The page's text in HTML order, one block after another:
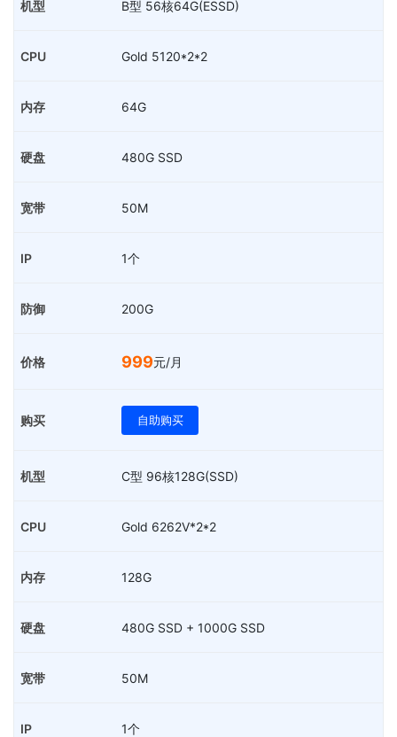
B型 56核64G(ESSD)
Gold 5120*2*2
64G
480G SSD
50M
1个
200G
999元/月
自助购买
C型 96核128G(SSD)
Gold 6262V*2*2
128G
480G SSD + 1000G SSD
50M
1个